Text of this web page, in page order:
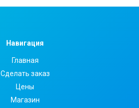
Навигация
Главная
Сделать заказ
Цены
Магазин